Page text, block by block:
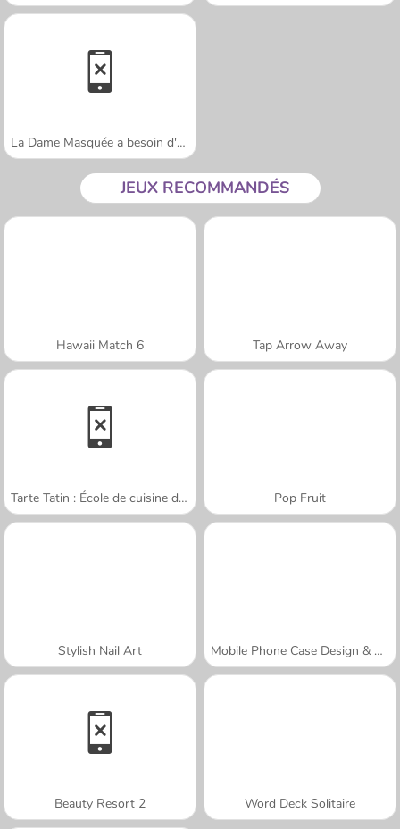
La Dame Masquée a besoin d'aide
JEUX RECOMMANDÉS
Hawaii Match 6 Tap Arrow Away
Tarte Tatin : École de cuisine de Sara Pop Fruit
Stylish Nail Art Mobile Phone Case Design & DIY
Beauty Resort 2 Word Deck Solitaire